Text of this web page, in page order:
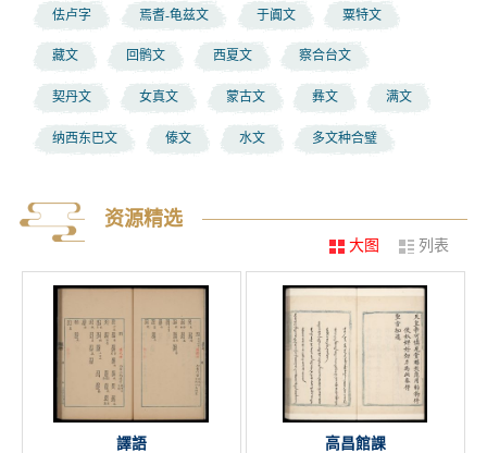
佉卢字 焉耆-龟兹文 于阗文 粟特文
藏文 回鹘文 西夏文 察合台文
契丹文 女真文 蒙古文 彝文 满文
纳西东巴文 傣文 水文 多文种合璧
资源精选
大图 列表
譯語 高昌館課